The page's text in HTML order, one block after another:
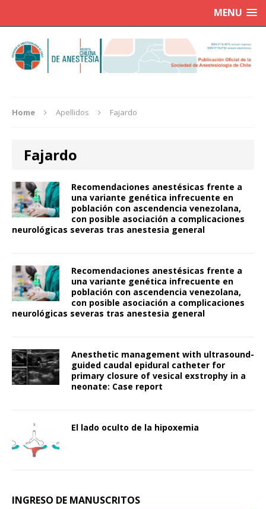
MENU
Home Apellidos Fajardo
Fajardo
Recomendaciones anestésicas frente a
una variante genética infrecuente en
población con ascendencia venezolana,
con posible asociación a complicaciones
neurológicas severas tras anestesia general
Recomendaciones anestésicas frente a
una variante genética infrecuente en
población con ascendencia venezolana,
con posible asociación a complicaciones
neurológicas severas tras anestesia general
Anesthetic management with ultrasound-
guided caudal epidural catheter for
primary closure of vesical exstrophy in a
neonate: Case report
El lado oculto de la hipoxemia
INGRESO DE MANUSCRITOS